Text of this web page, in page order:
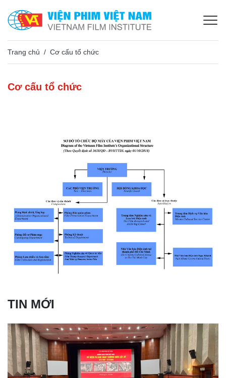
Trang chủ Cơ cấu tổ chức
Cơ cấu tổ chức
TIN MỚI